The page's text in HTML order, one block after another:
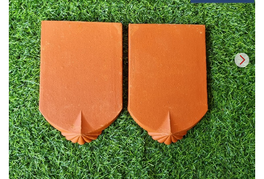
Mã giảm giá:
Ngày hết hạn:
Điều kiện: